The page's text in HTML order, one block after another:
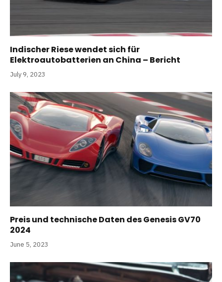
Indischer Riese wendet sich für
Elektroautobatterien an China – Bericht
July 9, 2023
Preis und technische Daten des Genesis GV70
2024
June 5, 2023